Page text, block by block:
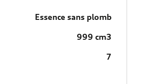
Essence sans plomb
999 cm3
7